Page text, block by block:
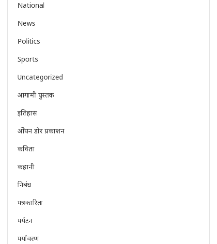
National
News
Politics
Sports
Uncategorized
आगामी पुस्तक
इतिहास
ओेपन डोर प्रकाशन
कविता
कहानी
निबंध
पत्रकारिता
पर्यटन
पर्यावरण